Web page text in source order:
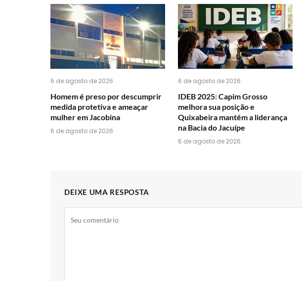
6 de agosto de 2026
Homem é preso por descumprir
medida protetiva e ameaçar
mulher em Jacobina
6 de agosto de 2026
6 de agosto de 2026
IDEB 2025: Capim Grosso
melhora sua posição e
Quixabeira mantém a liderança
na Bacia do Jacuípe
6 de agosto de 2026
DEIXE UMA RESPOSTA